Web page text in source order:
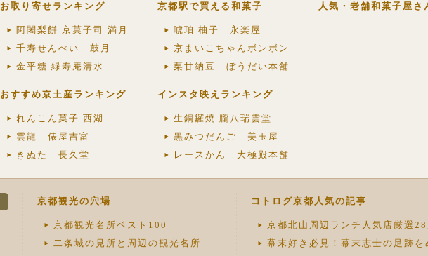
お取り寄せランキング
阿闍梨餅 京菓子司 満月
千寿せんべい 鼓月
金平糖 緑寿庵清水
おすすめ京土産ランキング
れんこん菓子 西湖
雲龍 俵屋吉富
きぬた 長久堂
京都駅で買える和菓子
琥珀 柚子 永楽屋
京まいこちゃんボンボン
栗甘納豆 ぼうだい本舗
インスタ映えランキング
生銅鑼焼 朧八瑞雲堂
黒みつだんご 美玉屋
レースかん 大極殿本舗
人気・老舗和菓子屋さ
京都観光の穴場
京都観光名所ベスト100
二条城の見所と周辺の観光名所
コトログ京都人気の記事
京都北山周辺ランチ人気店厳選28
幕末好き必見！幕末志士の足跡を